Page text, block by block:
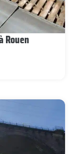
Rouen